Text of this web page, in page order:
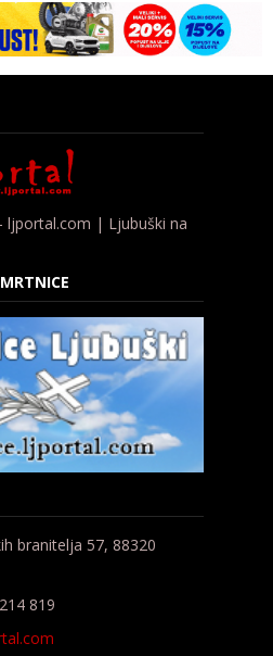
| Ljubuški na
branitelja 57, 88320
819